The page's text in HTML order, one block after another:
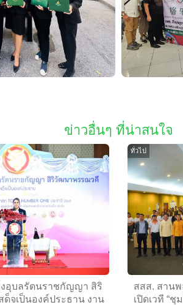
ข่าวอื่นๆ ที่น่าสนใจ
อุบลรัตนราชกัญญา สิริ
จเป็นองค์ประธาน งาน
ทั่วไป
สสส. สาน
เปิดเวที “